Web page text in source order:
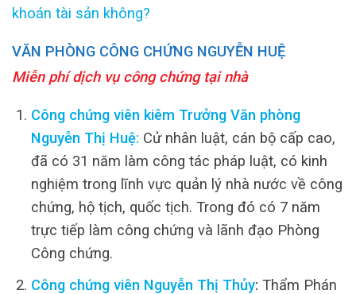
khoán tài sản không?
VĂN PHÒNG CÔNG CHỨNG NGUYỄN HUỆ
Miễn phí dịch vụ công chứng tại nhà
Công chứng viên kiêm Trưởng Văn phòng
Nguyễn Thị Huệ: Cử nhân luật, cán bộ cấp cao,
đã có 31 năm làm công tác pháp luật, có kinh
nghiệm trong lĩnh vực quản lý nhà nước về công
chứng, hộ tịch, quốc tịch. Trong đó có 7 năm
trực tiếp làm công chứng và lãnh đạo Phòng
Công chứng.
Công chứng viên Nguyễn Thị Thủy: Thẩm Phán